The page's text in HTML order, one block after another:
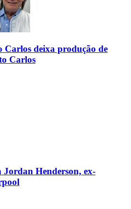
Carlos deixa produção de
Carlos
Jordan Henderson, ex-